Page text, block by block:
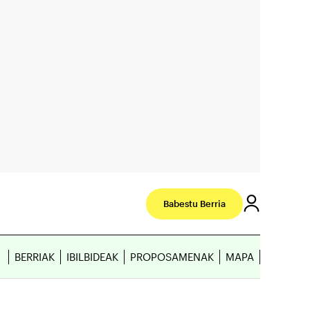
Babestu Berria
BERRIAK IBILBIDEAK PROPOSAMENAK MAPA